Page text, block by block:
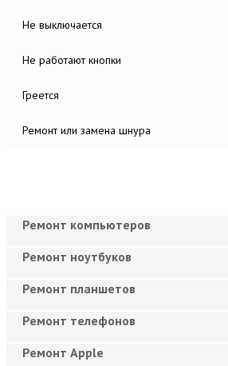
Не выключается
Не работают кнопки
Греется
Ремонт или замена шнура
Ремонт компьютеров
Ремонт ноутбуков
Ремонт планшетов
Ремонт телефонов
Ремонт Apple